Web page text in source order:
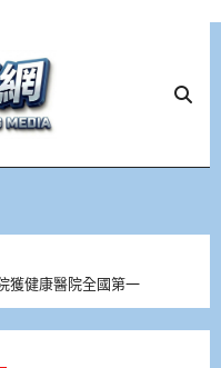
健康醫院全國第一